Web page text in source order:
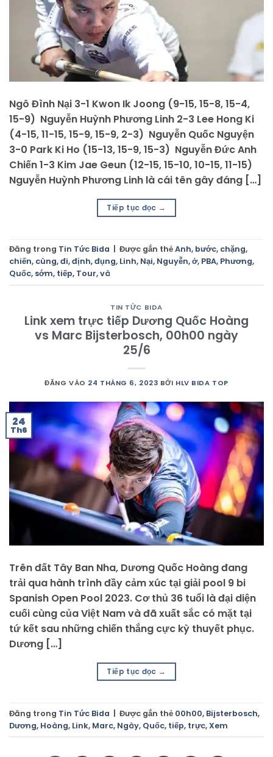
Ngô Đình Nại 3-1 Kwon Ik Joong (9-15, 15-8, 15-4,
15-9) Nguyễn Huỳnh Phương Linh 2-3 Lee Hong Ki
(4-15, 11-15, 15-9, 15-9, 2-3) Nguyễn Quốc Nguyện
3-0 Park Ki Ho (15-13, 15-9, 15-3) Nguyễn Đức Anh
Chiến 1-3 Kim Jae Geun (12-15, 15-10, 10-15, 11-15)
Nguyễn Huỳnh Phương Linh là cái tên gây đáng […]
Tiếp tục đọc →
Đăng trong Tin Tức Bida Được gắn thẻAnh, bước, chặng,
chiến, cùng,đi,định,đụng, Linh, Nại, Nguyễn,ở, PBA, Phương,
Quốc, sớm, tiếp, Tour,và
TIN TỨC BIDA
Link xem trực tiếp Dương Quốc Hoàng
vs Marc Bijsterbosch, 00h00 ngày
25/6
ĐĂNG VÀO 24 THÁNG 6, 2023 BỞI HLV BIDA TOP
24
Th6
Trên đất Tây Ban Nha, Dương Quốc Hoàng đang
trải qua hành trình đầy cảm xúc tại giải pool 9 bi
Spanish Open Pool 2023. Cơ thủ 36 tuổi là đại diện
cuối cùng của Việt Nam và đã xuất sắc có mặt tại
tứ kết sau những chiến thắng cực kỳ thuyết phục.
Dương […]
Tiếp tục đọc →
Đăng trong Tin Tức Bida Được gắn thẻ 00h00, Bijsterbosch,
Dương, Hoàng, Link, Marc, Ngày, Quốc, tiếp, trực,Xem